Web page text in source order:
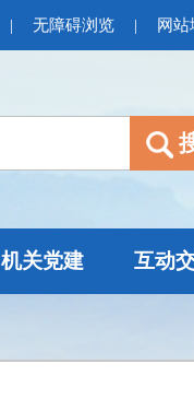
| 无障碍浏览 | 网站
机关党建 互动